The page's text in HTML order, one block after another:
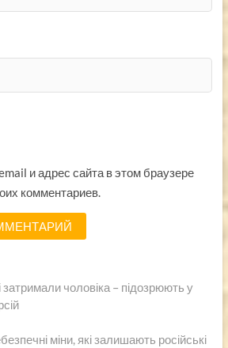
и адрес сайта в этом браузере
комментариев.
затримали чоловіка – підозрюють у
міни, які залишають російські